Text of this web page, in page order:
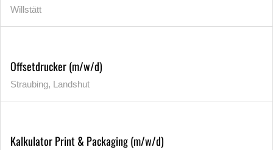
Willstätt
Offsetdrucker (m/w/d)
Straubing, Landshut
Kalkulator Print & Packaging (m/w/d)